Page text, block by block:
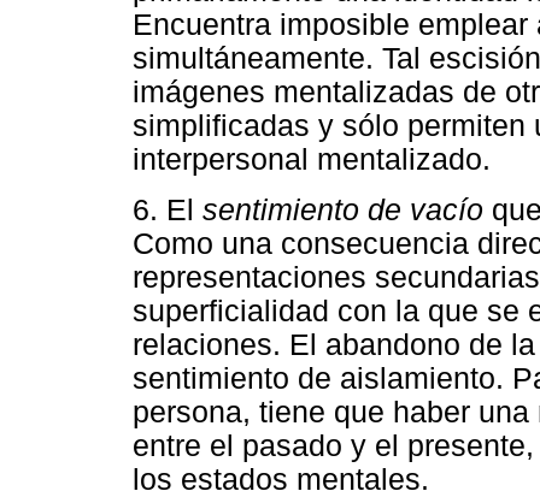
Encuentra imposible
simultáneamente. Tal
imágenes mentalizadas de
simplificadas y sólo
interpersonal mentalizado.
6. El sentimiento de vacío
Como una consecuencia
representaciones
superficialidad con la que se
relaciones. El abandono de
sentimiento de aislamiento.
persona, tiene que haber
entre el pasado y el
los estados mentales.